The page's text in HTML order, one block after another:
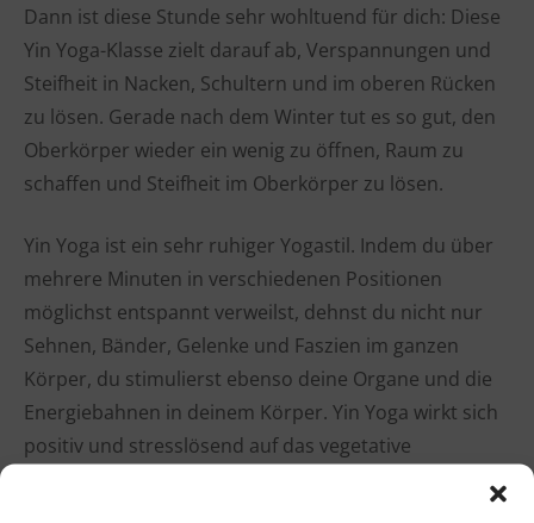
Dann ist diese Stunde sehr wohltuend für dich: Diese
Yin Yoga-Klasse zielt darauf ab, Verspannungen und
Steifheit in Nacken, Schultern und im oberen Rücken
zu lösen. Gerade nach dem Winter tut es so gut, den
Oberkörper wieder ein wenig zu öffnen, Raum zu
schaffen und Steifheit im Oberkörper zu lösen.
Yin Yoga ist ein sehr ruhiger Yogastil. Indem du über
mehrere Minuten in verschiedenen Positionen
möglichst entspannt verweilst, dehnst du nicht nur
Sehnen, Bänder, Gelenke und Faszien im ganzen
Körper, du stimulierst ebenso deine Organe und die
Energiebahnen in deinem Körper. Yin Yoga wirkt sich
positiv und stresslösend auf das vegetative
Nervensystem aus. Deine Lebensenergie wird wieder